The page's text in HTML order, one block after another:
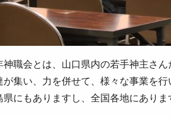
職会とは、山口県内の若手神主さん
集い、力を併せて、様々な事業を行
にもありますし、全国各地にありま